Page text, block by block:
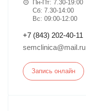
Пн-Пт: 7.30-19:00
Сб: 7.30-14:00
Вс: 09:00-12:00
+7 (843) 202-40-11
semclinica@mail.ru
Запись онлайн